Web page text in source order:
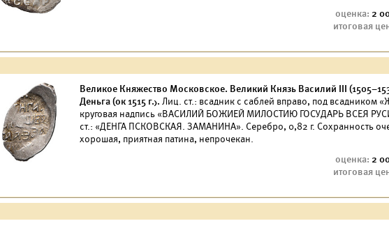
2
Великое Княжество Московское. Великий Князь Василий III
Деньга (ок 1515 г.). Лиц. ст.: всадник с саблей вправо, под всадником
круговая надпись «ВАСИЛИЙ БОЖИЕЙ МИЛОСТИЮ ГОСУДАРЬ ВСЕЯ
ст.: «ДЕНГА ПСКОВСКАЯ. ЗАМАНИНА». Серебро, 0,82 г. Сохранность
хорошая, приятная патина, непрочекан.
2